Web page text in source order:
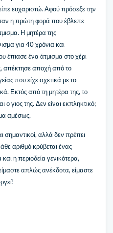
ευχαριστώ. Αφού πρόσεξε την
η πρώτη φορά που έβλεπε
Η μητέρα της
για 40 χρόνια και
έπιασε ένα άτμισμα στο χέρι
απέκτησε αποχή από το
που είχε σχετικά με το
Εκτός από τη μητέρα της, το
ο γιος της. Δεν είναι εκπληκτικό;
αμέσως.
σημαντικοί, αλλά δεν πρέπει
αριθμό κρύβεται ένας
η περιοδεία γενικότερα,
είμαστε απλώς ανέκδοτα, είμαστε